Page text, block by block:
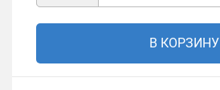
В КОРЗИНУ